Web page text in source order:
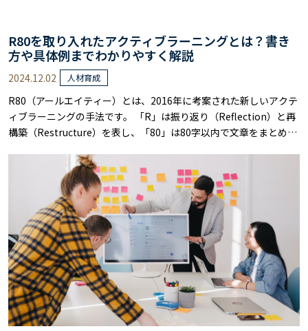
R80を取り入れたアクティブラーニングとは？書き
方や具体例までわかりやすく解説
2024.12.02 人材育成
R80（アールエイティー）とは、2016年に考案された新しいアクテ
ィブラーニングの手法です。 「R」は振り返り（Reflection）と再
構築（Restructure）を表し、「80」は80字以内で文章をまとめる
集めています。 なぜR80が注目されているのでしょうか。 それは、
2つの文を接続詞でつなぐ明確なルールがあり、誰でも取り組み